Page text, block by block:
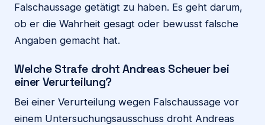
Falschaussage getätigt zu haben. Es geht darum,
ob er die Wahrheit gesagt oder bewusst falsche
Angaben gemacht hat.
Welche Strafe droht Andreas Scheuer bei
einer Verurteilung?
Bei einer Verurteilung wegen Falschaussage vor
einem Untersuchungsausschuss droht Andreas